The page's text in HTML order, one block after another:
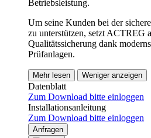
Betriebsleistung.
Um seine Kunden bei der
zu unterstützen, setzt ACTREG
Qualitätssicherung dank
Prüfanlagen.
Mehr lesen Weniger anzeigen
Datenblatt
Zum Download bitte einloggen
Installationsanleitung
Zum Download bitte einloggen
Anfragen